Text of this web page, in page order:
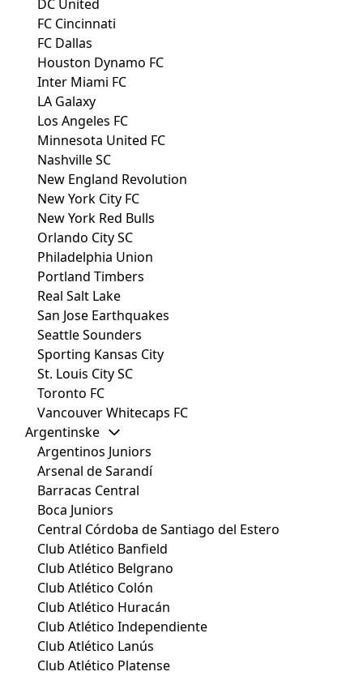
DC United
FC Cincinnati
FC Dallas
Houston Dynamo FC
Inter Miami FC
LA Galaxy
Los Angeles FC
Minnesota United FC
Nashville SC
New England Revolution
New York City FC
New York Red Bulls
Orlando City SC
Philadelphia Union
Portland Timbers
Real Salt Lake
San Jose Earthquakes
Seattle Sounders
Sporting Kansas City
St. Louis City SC
Toronto FC
Vancouver Whitecaps FC
Argentinske
Argentinos Juniors
Arsenal de Sarandí
Barracas Central
Boca Juniors
Central Córdoba de Santiago del Estero
Club Atlético Banfield
Club Atlético Belgrano
Club Atlético Colón
Club Atlético Huracán
Club Atlético Independiente
Club Atlético Lanús
Club Atlético Platense